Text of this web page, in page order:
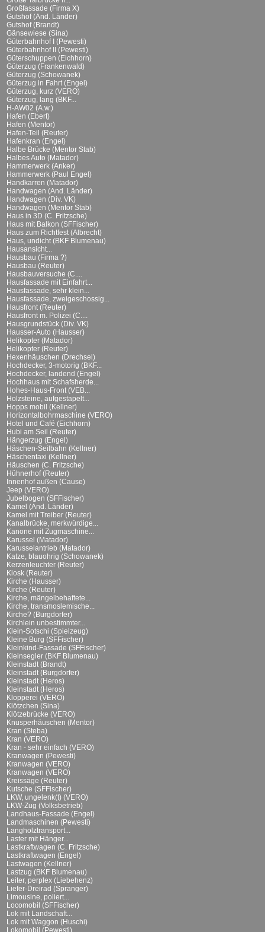
Großfassade (Firma X)
Gutshof (And. Länder)
Gutshof (Brandt)
Gänsewiese (Sina)
Güterbahnhof I (Pewesti)
Güterbahnhof II (Pewesti)
Güterschuppen (Eichhorn)
Güterzug (Frankenwald)
Güterzug (Schowanek)
Güterzug in Fahrt (Engel)
Güterzug, kurz (VERO)
Güterzug, lang (BKF...
H-AW02 (A.w.)
Hafen (Ebert)
Hafen (Mentor)
Hafen-Teil (Reuter)
Hafenkran (Engel)
Halbe Brücke (Mentor Stab)
Halbes Auto (Matador)
Hammerwerk (Anker)
Hammerwerk (Paul Engel)
Handkarren (Matador)
Handwagen (And. Länder)
Handwagen (Div. VK)
Handwagen (Mentor Stab)
Haus in 3D (C. Fritzsche)
Haus mit Balkon (SFFischer)
Haus zum Richtfest (Albrecht)
Haus, undicht (BKF Blumenau)
Hausansicht...
Hausbau (Firma ?)
Hausbau (Reuter)
Hausbauversuche (C....
Hausfassade mit Einfahrt...
Hausfassade, sehr klein...
Hausfassade, zweigeschossig...
Hausfront (Reuter)
Hausfront m. Polizei (C....
Hausgrundstück (Div. VK)
Hausser-Auto (Hausser)
Helikopter (Matador)
Helikopter (Reuter)
Hexenhäuschen (Drechsel)
Hochdecker, 3-motorig (BKF...
Hochdecker, landend (Engel)
Hochhaus mit Schafsherde...
Hohes-Haus-Front (VEB...
Holzsteine, aufgestapelt...
Hopps mobil (Kellner)
Horizontalbohrmaschine (VERO)
Hotel und Café (Eichhorn)
Hubi am Seil (Reuter)
Hängerzug (Engel)
Häschen-Seilbahn (Kellner)
Häschentaxi (Kellner)
Häuschen (C. Fritzsche)
Hühnerhof (Reuter)
Innenhof außen (Cause)
Jeep (VERO)
Jubelbogen (SFFischer)
Kamel (And. Länder)
Kamel mit Treiber (Reuter)
Kanalbrücke, merkwürdige...
Kanone mit Zugmaschine...
Karussel (Matador)
Karusselantrieb (Matador)
Katze, blauohrig (Schowanek)
Kerzenleuchter (Reuter)
Kiosk (Reuter)
Kirche (Hausser)
Kirche (Reuter)
Kirche, mängelbehaftete...
Kirche, transmoslemische...
Kirche? (Burgdorfer)
Kirchlein unbestimmter...
Klein-Sotschi (Spielzeug)
Kleine Burg (SFFischer)
Kleinkind-Fassade (SFFischer)
Kleinsegler (BKF Blumenau)
Kleinstadt (Brandt)
Kleinstadt (Burgdorfer)
Kleinstadt (Heros)
Kleinstadt (Heros)
Klopperei (VERO)
Klötzchen (Sina)
Klötzebrücke (VERO)
Knusperhäuschen (Mentor)
Kran (Steba)
Kran (VERO)
Kran - sehr einfach (VERO)
Kranwagen (Pewesti)
Kranwagen (VERO)
Kranwagen (VERO)
Kreissäge (Reuter)
Kutsche (SFFischer)
LKW, ungelenk(t) (VERO)
LKW-Zug (Volksbetrieb)
Landhaus-Fassade (Engel)
Landmaschinen (Pewesti)
Langholztransport...
Laster mit Hänger...
Lastkraftwagen (C. Fritzsche)
Lastkraftwagen (Engel)
Lastwagen (Kellner)
Lastzug (BKF Blumenau)
Leiter, perplex (Liebehenz)
Liefer-Dreirad (Spranger)
Limousine, poliert...
Locomobil (SFFischer)
Lok mit Landschaft...
Lok mit Waggon (Huschi)
Lokomobil (Pewesti)